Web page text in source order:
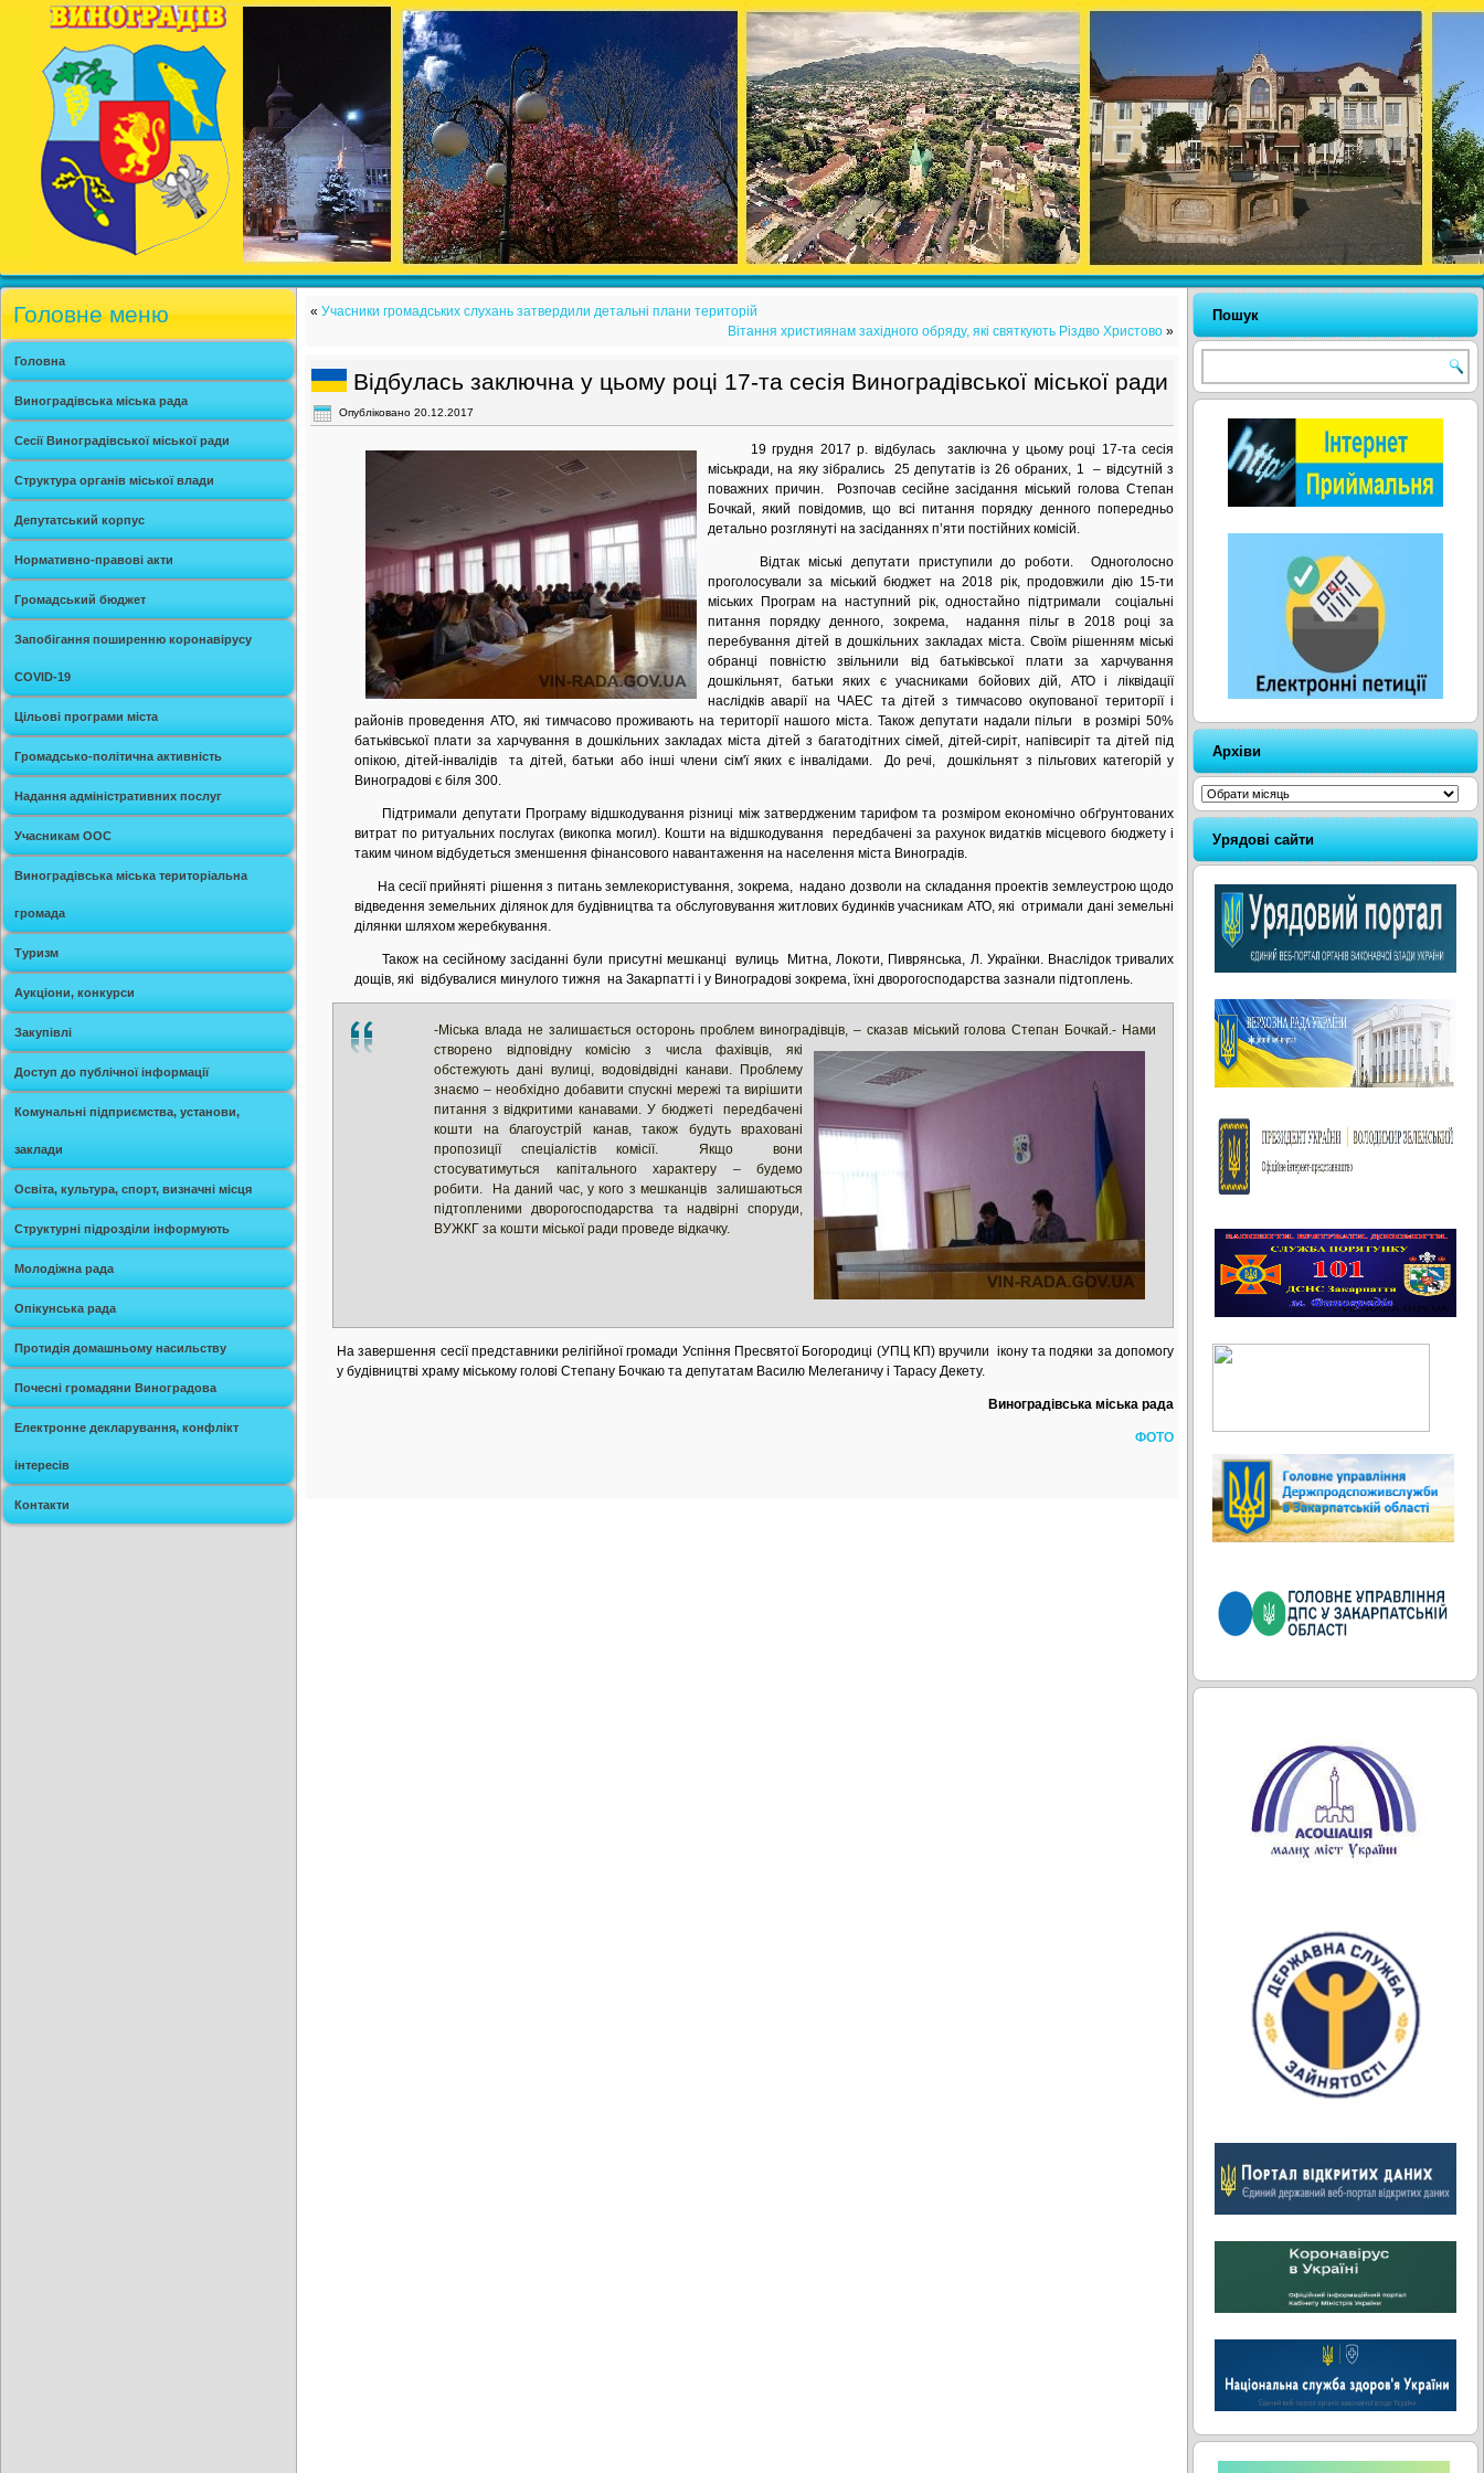
Головне меню
Головна
Виноградівська міська рада
Сесії Виноградівської міської ради
Структура органів міської влади
Депутатський корпус
Нормативно-правові акти
Громадський бюджет
Запобігання поширенню коронавірусу
COVID-19
Цільові програми міста
Громадсько-політична активність
Надання адміністративних послуг
Учасникам ООС
Виноградівська міська територіальна
громада
Туризм
Аукціони, конкурси
Закупівлі
Доступ до публічної інформації
Комунальні підприємства, установи,
заклади
Освіта, культура, спорт, визначні місця
Структурні підрозділи інформують
Молодіжна рада
Опікунська рада
Протидія домашньому насильству
Почесні громадяни Виноградова
Електронне декларування, конфлікт
інтересів
Контакти
« Учасники громадських слухань затвердили детальні плани територій
Вітання християнам західного обряду, які святкують Різдво Христово »
Відбулась заключна у цьому році 17-та сесія Виноградівської міської ради
Опубліковано 20.12.2017
19 грудня 2017 р. відбулась заключна у цьому році 17-та сесія
міськради, на яку зібрались 25 депутатів із 26 обраних, 1 – відсутній з
поважних причин. Розпочав сесійне засідання міський голова Степан
Бочкай, який повідомив, що всі питання порядку денного попередньо
детально розглянуті на засіданнях п’яти постійних комісій.
Відтак міські депутати приступили до роботи. Одноголосно
проголосували за міський бюджет на 2018 рік, продовжили дію 15-ти
міських Програм на наступний рік, одностайно підтримали соціальні
питання порядку денного, зокрема, надання пільг в 2018 році за
перебування дітей в дошкільних закладах міста. Своїм рішенням міські
обранці повністю звільнили від батьківської плати за харчування
дошкільнят, батьки яких є учасниками бойових дій, АТО і ліквідації
наслідків аварії на ЧАЕС та дітей з тимчасово окупованої території і
районів проведення АТО, які тимчасово проживають на території нашого міста. Також депутати надали пільги в розмірі 50%
батьківської плати за харчування в дошкільних закладах міста дітей з багатодітних сімей, дітей-сиріт, напівсиріт та дітей під
опікою, дітей-інвалідів та дітей, батьки або інші члени сім'ї яких є інвалідами. До речі, дошкільнят з пільгових категорій у
Виноградові є біля 300.
Підтримали депутати Програму відшкодування різниці між затвердженим тарифом та розміром економічно обґрунтованих
витрат по ритуальних послугах (викопка могил). Кошти на відшкодування передбачені за рахунок видатків місцевого бюджету і
таким чином відбудеться зменшення фінансового навантаження на населення міста Виноградів.
На сесії прийняті рішення з питань землекористування, зокрема, надано дозволи на складання проектів землеустрою щодо
відведення земельних ділянок для будівництва та обслуговування житлових будинків учасникам АТО, які отримали дані земельні
ділянки шляхом жеребкування.
Також на сесійному засіданні були присутні мешканці вулиць Митна, Локоти, Пиврянська, Л. Українки. Внаслідок тривалих
дощів, які відбувалися минулого тижня на Закарпатті і у Виноградові зокрема, їхні дворогосподарства зазнали підтоплень.
-Міська влада не залишається осторонь проблем виноградівців, – сказав міський голова Степан Бочкай.- Нами
створено відповідну комісію з числа фахівців, які
обстежують дані вулиці, водовідвідні канави. Проблему
знаємо – необхідно добавити спускні мережі та вирішити
питання з відкритими канавами. У бюджеті передбачені
кошти на благоустрій канав, також будуть враховані
пропозиції спеціалістів комісії. Якщо вони
стосуватимуться капітального характеру – будемо
робити. На даний час, у кого з мешканців залишаються
підтопленими дворогосподарства та надвірні споруди,
ВУЖКГ за кошти міської ради проведе відкачку.
На завершення сесії представники релігійної громади Успіння Пресвятої Богородиці (УПЦ КП) вручили ікону та подяки за допомогу
у будівництві храму міському голові Степану Бочкаю та депутатам Василю Мелеганичу і Тарасу Декету.
Виноградівська міська рада
ФОТО
Пошук
Архіви
Архіви
Урядові сайти